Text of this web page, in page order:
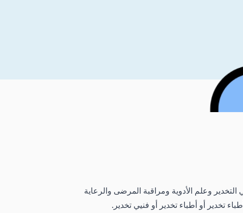
وعلم الأدوية ومراقبة المرضى والرعاية
تخدير أو أطباء تخدير أو فنيي تخدير.